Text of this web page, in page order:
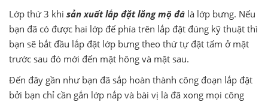
Lớp thứ 3 khi sản xuất lắp đặt lăng mộ đá là lớp bưng. Nếu
bạn đã có được hai lớp đế phía trên lắp đặt đúng kỹ thuật thì
bạn sẽ bắt đầu lắp đặt lớp bưng theo thứ tự đặt tấm ở mặt
trước sau đó mới đến mặt hông và mặt sau.
Đến đây gần như bạn đã sắp hoàn thành công đoạn lắp đặt
bởi bạn chỉ cần gắn lớp nắp và bài vị là đã xong mọi công